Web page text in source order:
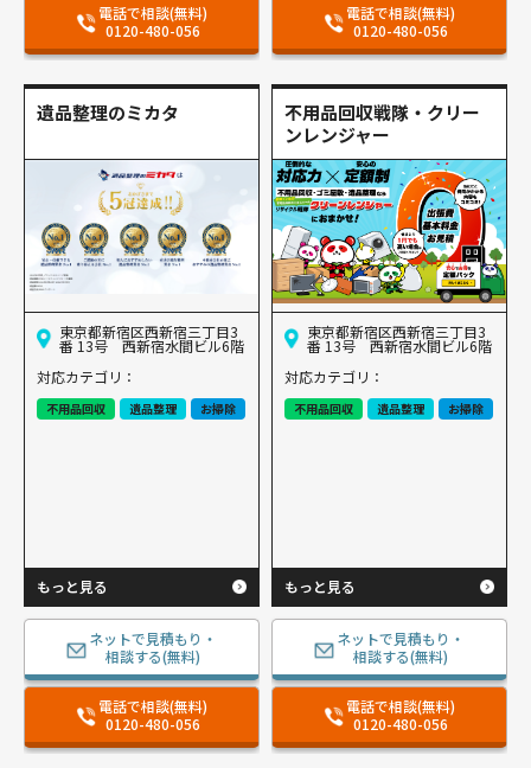
電話で相談(無料)
0120-480-056
電話で相談(無料)
0120-480-056
遺品整理のミカタ
東京都新宿区西新宿三丁目3
番 13号 西新宿水間ビル6階
対応カテゴリ：
不用品回収 遺品整理 お掃除
もっと見る
ネットで見積もり・
相談する(無料)
電話で相談(無料)
0120-480-056
不用品回収戦隊・クリー
ンレンジャー
東京都新宿区西新宿三丁目3
番 13号 西新宿水間ビル6階
対応カテゴリ：
不用品回収 遺品整理 お掃除
もっと見る
ネットで見積もり・
相談する(無料)
電話で相談(無料)
0120-480-056